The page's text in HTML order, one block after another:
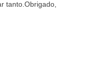
tanto.Obrigado,